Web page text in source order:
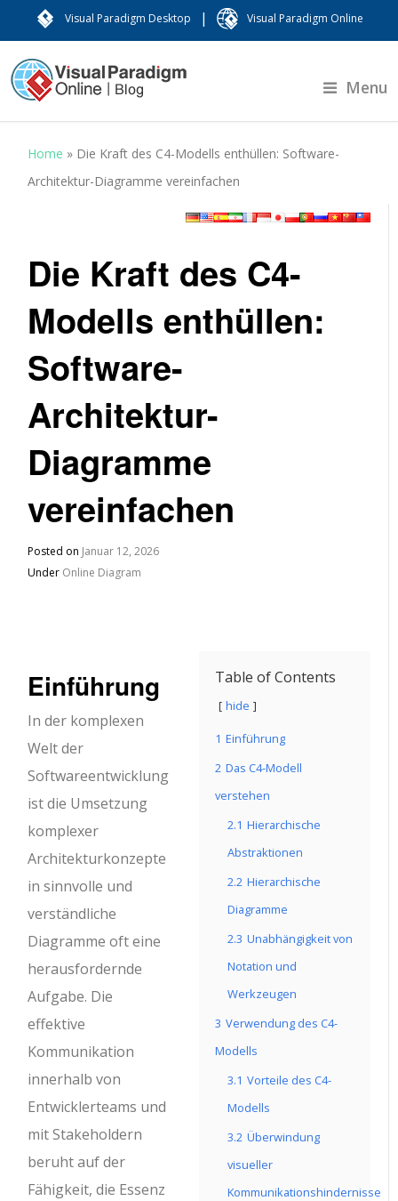
Visual Paradigm Desktop | Visual Paradigm Online
Menu
Home » Die Kraft des C4-Modells enthüllen: Software-
Architektur-Diagramme vereinfachen
Die Kraft des C4-
Modells enthüllen:
Software-
Architektur-
Diagramme
vereinfachen
Posted on Januar 12, 2026
Under Online Diagram
Table of Contents
hide
1 Einführung
2 Das C4-Modell
verstehen
2.1 Hierarchische
Abstraktionen
2.2 Hierarchische
Diagramme
2.3 Unabhängigkeit von
Notation und
Werkzeugen
3 Verwendung des C4-
Modells
3.1 Vorteile des C4-
Modells
3.2 Überwindung
visueller
Kommunikationshindernisse
Einführung
In der komplexen
Welt der
Softwareentwicklung
ist die Umsetzung
komplexer
Architekturkonzepte
in sinnvolle und
verständliche
Diagramme oft eine
herausfordernde
Aufgabe. Die
effektive
Kommunikation
innerhalb von
Entwicklerteams und
mit Stakeholdern
beruht auf der
Fähigkeit, die Essenz